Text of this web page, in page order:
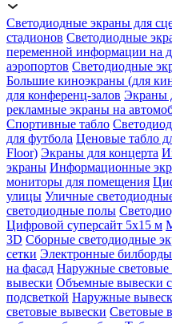
Светодиодные экраны для
стадионов Светодиодные
переменной информации на
аэропортов Светодиодные
Большие киноэкраны (для
для конференц-залов Экраны
рекламные экраны на
Спортивные табло
для футбола Ценовые табло
Floor) Экраны для концерта
экраны Информационные
мониторы для помещения
улицы Уличные
светодиодные полы
Цифровой суперсайт 5х15 м
3D Сборные светодиодные
сетки Электронные билборды
на фасад Наружные световые
вывески Объемные вывески с
подсветкой Наружные
световые вывески Световые